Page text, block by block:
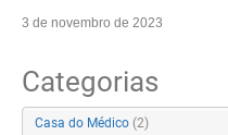
3 de novembro de 2023
Categorias
Casa do Médico (2)